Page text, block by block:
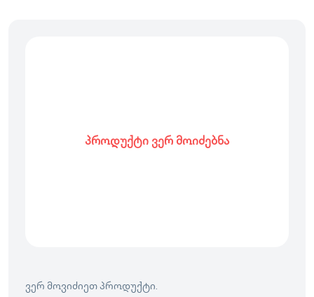
პროდუქტი ვერ მოიძებნა
ვერ მოვიძიეთ პროდუქტი.